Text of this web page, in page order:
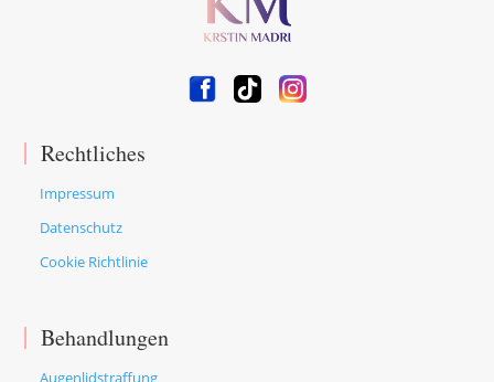
Rechtliches
Impressum
Datenschutz
Cookie Richtlinie
Behandlungen
Augenlidstraffung